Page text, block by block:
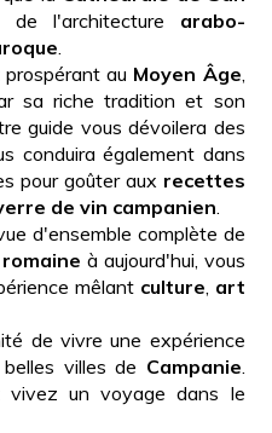
de l'architecture arabo-
au Moyen Âge
sa riche tradition et son
guide vous dévoilera des
conduira également dans
pour goûter aux recettes
de vin campanien
d'ensemble complète de
romaine à aujourd'hui, vous
mêlant culture art
de vivre une expérience
villes de Campanie
vivez un voyage dans le